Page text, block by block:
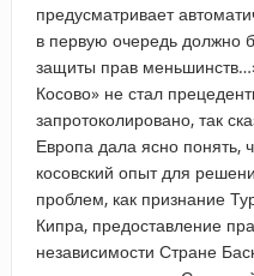
предусматривает
в первую очередь должно
защиты прав
Косово» не стал
запротоколировано, так
Европа дала ясно понять,
косовский опыт для
проблем, как признание
Кипра, предоставление
независимости Стране